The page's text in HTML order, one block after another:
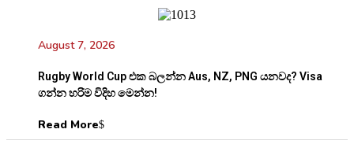
August 7, 2026
Rugby World Cup එක බලන්න Aus, NZ, PNG යනවද? Visa
ගන්න හරිම විදිහ මෙන්න!
Read More